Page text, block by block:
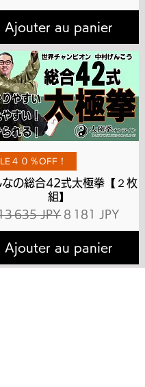
Ajouter au panier
Aperçu rapide
４０％OFF！
なの総合42式太極拳【２枚
組】
original
635 JPY Prix
8 181 JPY
Ajouter au panier